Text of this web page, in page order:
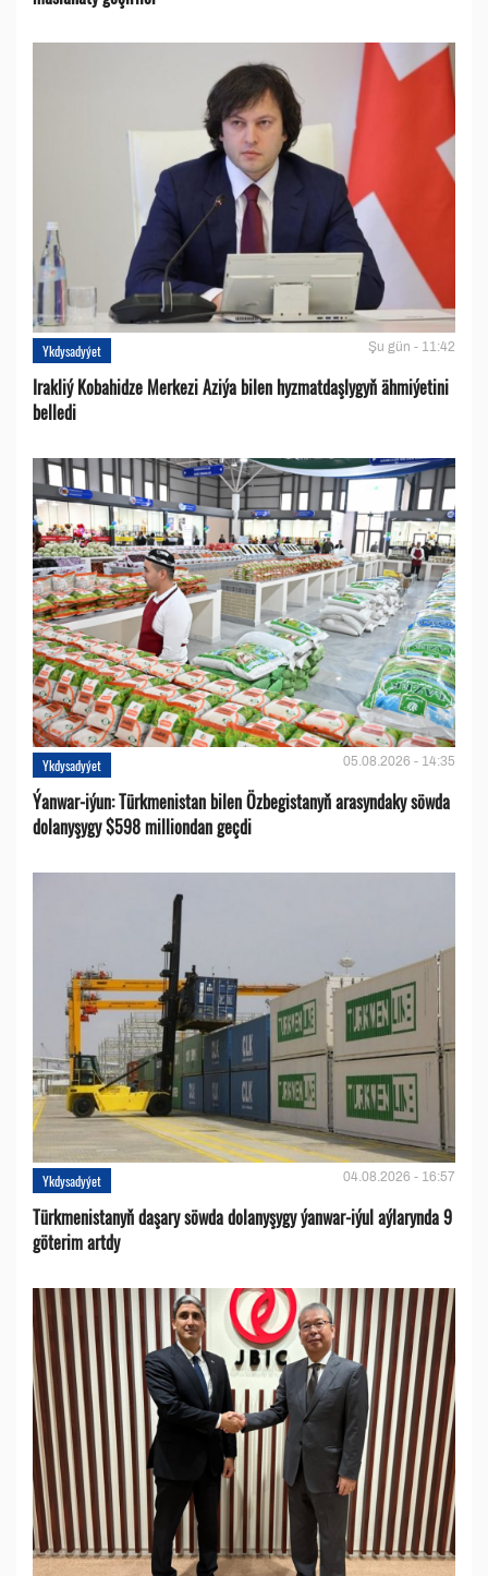
Ykdysadyýet Şu gün - 11:42
Irakliý Kobahidze Merkezi Aziýa bilen hyzmatdaşlygyň ähmiýetini
belledi
Ykdysadyýet 05.08.2026 - 14:35
Ýanwar-iýun: Türkmenistan bilen Özbegistanyň arasyndaky söwda
dolanyşygy $598 milliondan geçdi
Ykdysadyýet 04.08.2026 - 16:57
Türkmenistanyň daşary söwda dolanyşygy ýanwar-iýul aýlarynda 9
göterim artdy